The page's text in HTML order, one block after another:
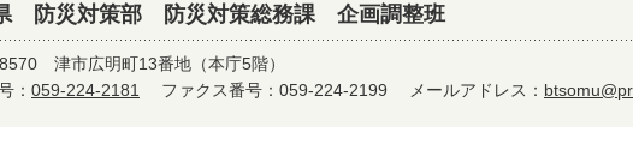
防災対策部 防災対策総務課 企画調整班
津市広明町13番地（本庁5階）
： 059-224-2181 ファクス番号：059-224-2199 メールアドレス：